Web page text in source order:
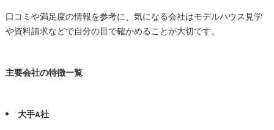
口コミや満足度の情報を参考に、気になる会社はモデルハウス見学
や資料請求などで自分の目で確かめることが大切です。
主要会社の特徴一覧
大手A社